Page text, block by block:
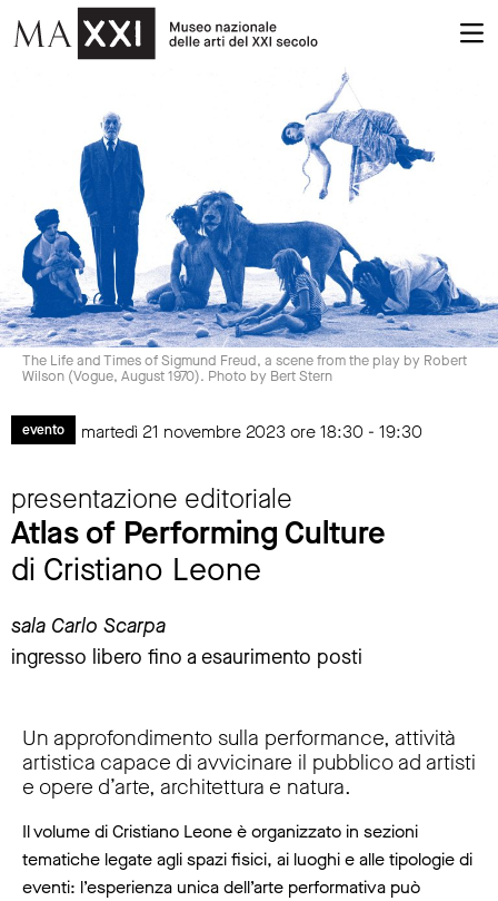
The Life and Times of Sigmund Freud, a scene from the play by Robert
Wilson (Vogue, August 1970). Photo by Bert Stern
evento martedì 21 novembre 2023 ore 18:30 - 19:30
presentazione editoriale
Atlas of Performing Culture
di Cristiano Leone
sala Carlo Scarpa
ingresso libero fino a esaurimento posti
Un approfondimento sulla performance, attività
artistica capace di avvicinare il pubblico ad artisti
e opere d’arte, architettura e natura.
Il volume di Cristiano Leone è organizzato in sezioni
tematiche legate agli spazi fisici, ai luoghi e alle tipologie di
eventi: l’esperienza unica dell’arte performativa può